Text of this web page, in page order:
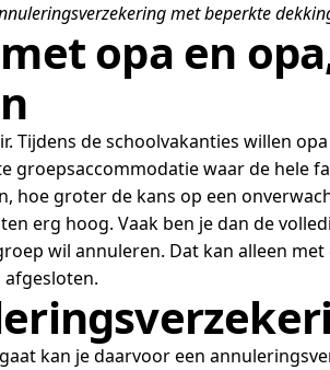
met beperkte
opa en
Tijdens de schoolvakanties willen
groepsaccommodatie waar de hele
hoe groter de kans op een
erg hoog. Vaak ben je dan de
wil annuleren. Dat kan alleen
kan je daarvoor een